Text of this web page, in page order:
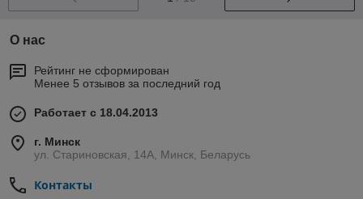
О нас
Рейтинг не сформирован
Менее 5 отзывов за последний год
Работает с 18.04.2013
г. Минск
ул. Стариновская, 14А, Минск, Беларусь
Контакты